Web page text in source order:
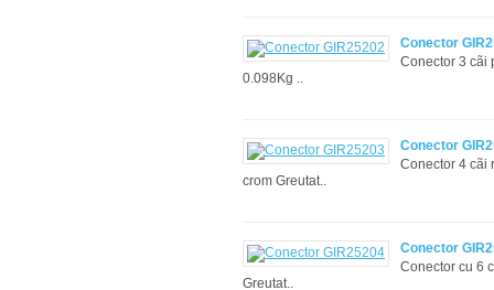
Conector
Conector 3 cãi
0.098Kg ..
Conector
Conector 4 cãi
crom Greutat..
Conector
Conector cu 6
Greutat..